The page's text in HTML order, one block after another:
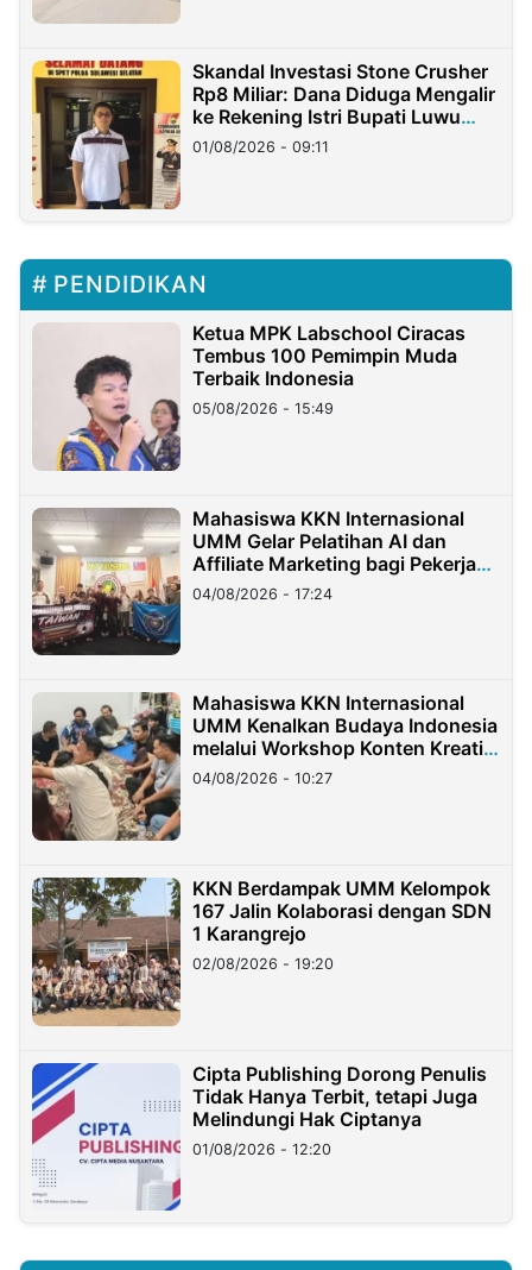
Skandal Investasi Stone Crusher
Rp8 Miliar: Dana Diduga Mengalir
ke Rekening Istri Bupati Luwu
Timur
01/08/2026 - 09:11
PENDIDIKAN
Ketua MPK Labschool Ciracas
Tembus 100 Pemimpin Muda
Terbaik Indonesia
05/08/2026 - 15:49
Mahasiswa KKN Internasional
UMM Gelar Pelatihan AI dan
Affiliate Marketing bagi Pekerja
Migran Indonesia di Taiwan
04/08/2026 - 17:24
Mahasiswa KKN Internasional
UMM Kenalkan Budaya Indonesia
melalui Workshop Konten Kreatif
di Taiwan
04/08/2026 - 10:27
KKN Berdampak UMM Kelompok
167 Jalin Kolaborasi dengan SDN
1 Karangrejo
02/08/2026 - 19:20
Cipta Publishing Dorong Penulis
Tidak Hanya Terbit, tetapi Juga
Melindungi Hak Ciptanya
01/08/2026 - 12:20